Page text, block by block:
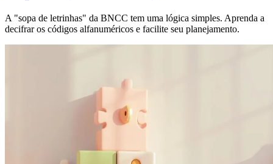
A "sopa de letrinhas" da BNCC tem uma lógica simples. Aprenda a
decifrar os códigos alfanuméricos e facilite seu planejamento.